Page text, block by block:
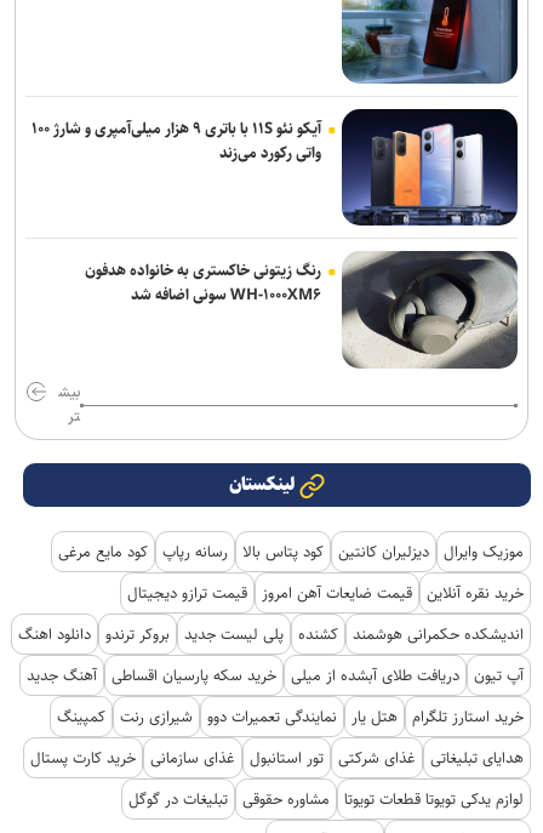
آیکو نئو ۱۱S با باتری ۹ هزار میلی‌آمپری و شارژ ۱۰۰
واتی رکورد می‌زند
رنگ زیتونی خاکستری به خانواده هدفون
WH-۱۰۰۰XM۶ سونی اضافه شد
بیش
تر
لینکستان
موزیک وایرال دیزلیران کانتین کود پتاس بالا رسانه رپاپ کود مایع مرغی
خرید نقره آنلاین قیمت ضایعات آهن امروز
قیمت ترازو دیجیتال
اندیشکده حکمرانی هوشمند کشنده پلی لیست جدید بروکر ترندو دانلود اهنگ
آپ تیون دریافت طلای آبشده از میلی خرید سکه پارسیان اقساطی آهنگ جدید
خرید استارز تلگرام هتل یار نمایندگی تعمیرات دوو شیرازی رنت کمپینگ
هدایای تبلیغاتی
غذای شرکتی تور استانبول غذای سازمانی خرید کارت پستال
لوازم یدکی تویوتا قطعات تویوتا
مشاوره حقوقی تبلیغات در گوگل